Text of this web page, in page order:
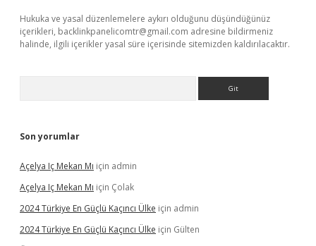
Hukuka ve yasal düzenlemelere aykırı olduğunu düşündüğünüz
içerikleri, backlinkpanelicomtr@gmail.com adresine bildirmeniz
halinde, ilgili içerikler yasal süre içerisinde sitemizden kaldırılacaktır.
Son yorumlar
Açelya Iç Mekan Mı için admin
Açelya Iç Mekan Mı için Çolak
2024 Türkiye En Güçlü Kaçıncı Ülke için admin
2024 Türkiye En Güçlü Kaçıncı Ülke için Gülten